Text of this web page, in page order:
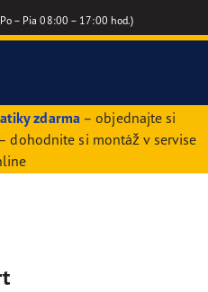
– Pia 08:00 – 17:00 hod.)
zdarma– objednajte si
dohodnite si montáž v servise